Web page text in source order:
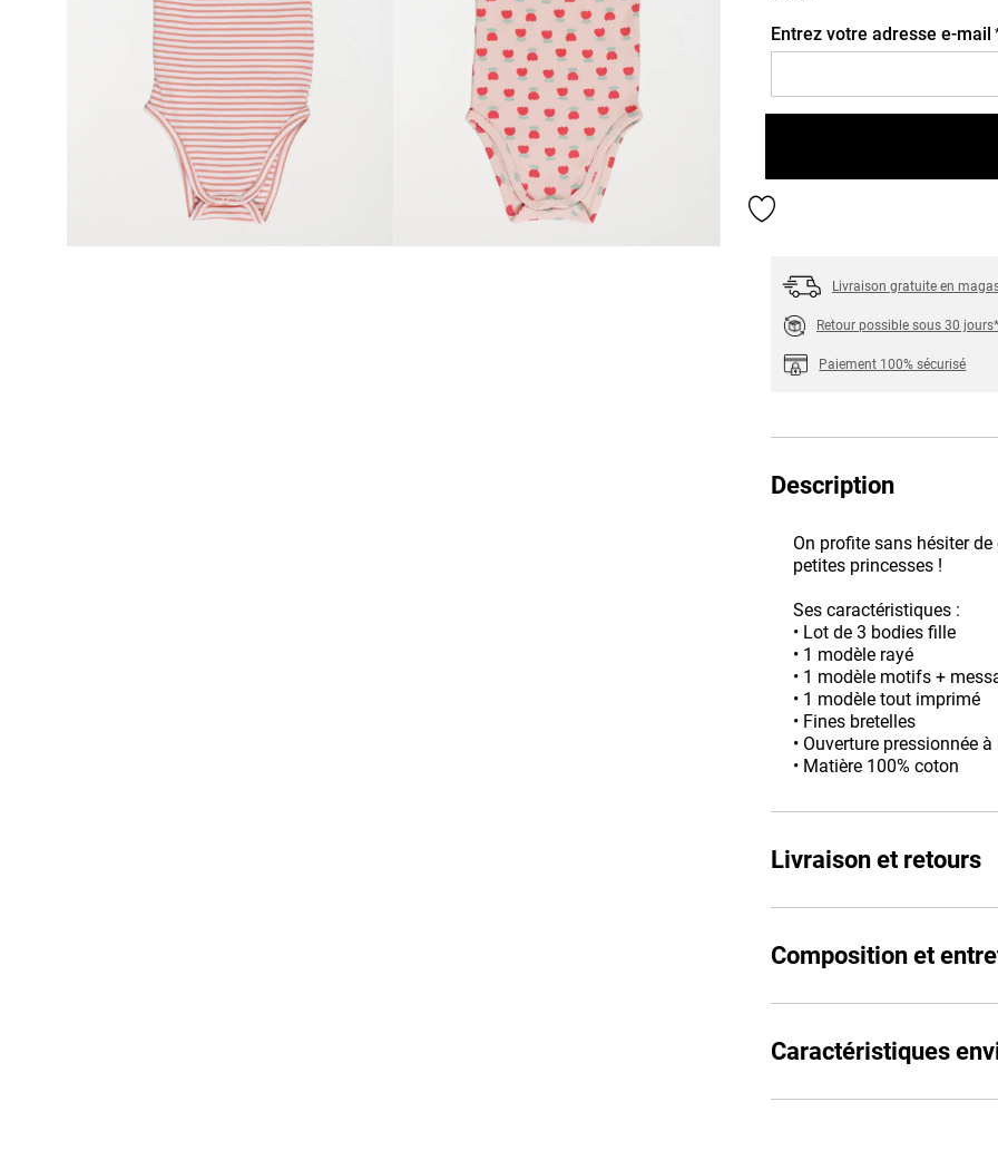
Entrez votre adresse e-mail
Ajouter aux favoris
Livraison gratuite en
Retour possible sous 30 jours*
Paiement 100% sécurisé
Description
On profite sans hésiter
petites princesses !
Ses caractéristiques :
• Lot de 3 bodies fille
• 1 modèle rayé
• 1 modèle motifs +
• 1 modèle tout imprimé
• Fines bretelles
• Ouverture pressionnée
• Matière 100% coton
Livraison et retours
Composition et
Caractéristiques